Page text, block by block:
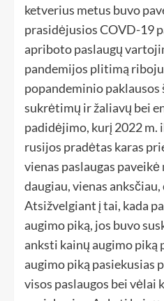
ketverius metus buvo
prasidėjusios COVD-19
apriboto paslaugų
pandemijos plitimą
popandeminio
sukrėtimų ir žaliavų bei
padidėjimo, kurį 2022 m.
rusijos pradėtas karas
vienas paslaugas paveikė
daugiau, vienas
Atsižvelgiant į tai, kada
augimo piką, jos buvo
anksti kainų augimo piką
augimo piką pasiekusias
visos paslaugos bei vėlai